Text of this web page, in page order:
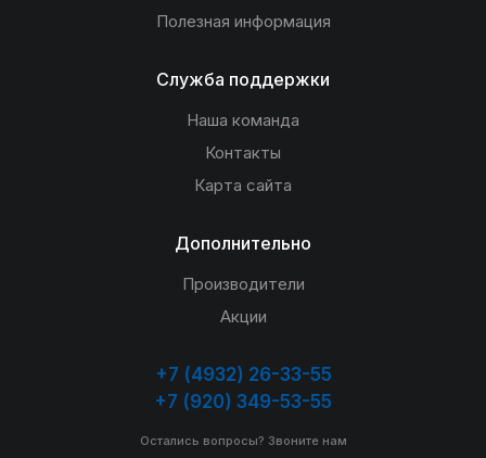
Полезная информация
Служба поддержки
Наша команда
Контакты
Карта сайта
Дополнительно
Производители
Акции
+7 (4932) 26-33-55
+7 (920) 349-53-55
Остались вопросы? Звоните нам